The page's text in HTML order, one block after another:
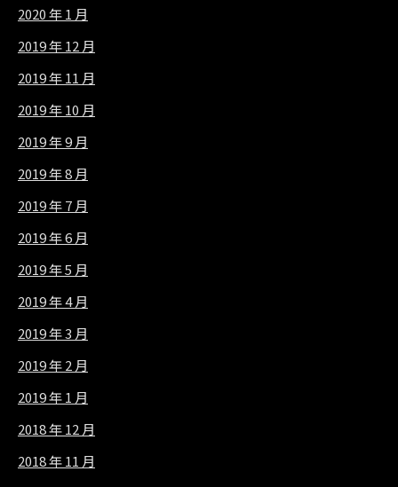
2020 年 1 月
2019 年 12 月
2019 年 11 月
2019 年 10 月
2019 年 9 月
2019 年 8 月
2019 年 7 月
2019 年 6 月
2019 年 5 月
2019 年 4 月
2019 年 3 月
2019 年 2 月
2019 年 1 月
2018 年 12 月
2018 年 11 月